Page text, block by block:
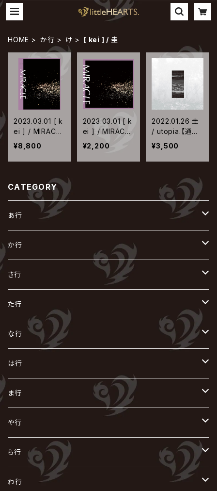
HOME か行 け [ kei ] / 圭
2023.03.01 [ k
ei ] / MIRACLE
【初回限定盤】
¥8,800
2023.03.01 [ k
ei ] / MIRACLE
【通常盤】
¥2,200
2022.01.26 圭
/ utopia.【通常
盤】
¥3,500
CATEGORY
あ行
あ
R指定
AIOLIN
浅葱 / ASAGI
Azavana
Acid Black Cherry
い
IKUO
exist†trace
イビツ マル
色々な十字架
う
VIRGE / ヴァージュ
Waive
UCHUSENTAI:NOIZ / 宇宙戦隊NOIZ
え
ACE OF SPADES
X JAPAN
LSN / The LEGENDARY SIX NINE
お
AURORIZE
OFIAM
か行
か
怪人二十面奏
Kαin
CASCADE
the GazettE
き
KISAKI
キズ
清春
く
Crack6
グラビティ
け
[ kei ] / 圭
仮病
こ
GOATBED
ゴールデンボンバー
コドモドラゴン
さ行
さ
ザアザア
The THIRTEEN
Sadie
し
Zeke Deux
Z CLEAR
-真天地開闢集団-ジグザグ
す
Z CLEAR
超ジャシー
Scarlet Valse
せ
ゼラ
零[Hz]
そ
SOPHIA
ZOMBIE / ぞんび
た行
た
DASEIN
DAIGO
DazzlingBAD
ち
CHAQLA.
つ
て
D
DIAURA
と
東京花嫁
な行
な
NIGHTMARE
NAZARE
に
NiEL
NICOLAS
ぬ
nurié
ね
NETH PRIERE CAIN
の
は行
は
heidi.
H.U.G
BUCK-TICK
ひ
HERO
美炎-BIEN-
ふ
Far East Dizain
へ
ま行
ま
THE MICRO HEAD 4N'S
MAO / マオ from SID
み
未完成アリス
む
や行
や
ヤミテラ / 外道反逆者ヤミテラ
ゆ
ら行
ら
わ行